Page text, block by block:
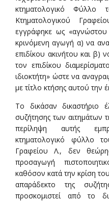
κτηματολογικό Φύλλο
Κτηματολογικού
εγγράφηκε ως «αγνώστου
κρινόμενη αγωγή α) να
επιδίκου ακινήτου και β)
τον επιδίκου
ιδιοκτήτη» ώστε να
με τίτλο κτήσης αυτού την
Το δικάσαν δικαστήριο
συζήτησης των αιτημάτων
περίληψη αυτής
κτηματολογικό φύλλο
Γραφείου Λ., δεν
προσαγωγή
καθόσον κατά την κρίση
απαράδεκτο της
προσκομιστεί από το